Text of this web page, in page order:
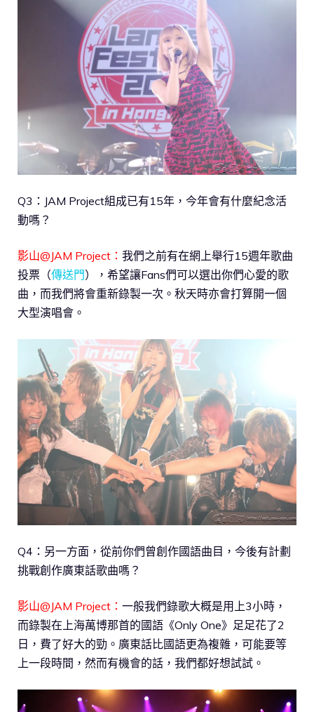
Q3：JAM Project組成已有15年，今年會有什麼紀念活
動嗎？
影山@JAM Project： 我們之前有在網上舉行15週年歌曲
投票（傳送門），希望讓Fans們可以選出你們心愛的歌
曲，而我們將會重新錄製一次。秋天時亦會打算開一個
大型演唱會。
Q4：另一方面，從前你們曾創作國語曲目，今後有計劃
挑戰創作廣東話歌曲嗎？
影山@JAM Project： 一般我們錄歌大概是用上3小時，
而錄製在上海萬博那首的國語《Only One》足足花了2
日，費了好大的勁。廣東話比國語更為複雜，可能要等
上一段時間，然而有機會的話，我們都好想試試。